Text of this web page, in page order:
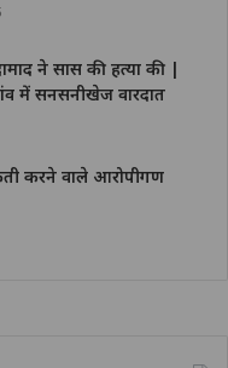
ने सास की हत्या की |
में सनसनीखेज वारदात
करने वाले आरोपीगण